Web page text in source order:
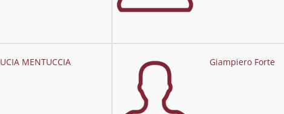
MENTUCCIA Giampiero Forte